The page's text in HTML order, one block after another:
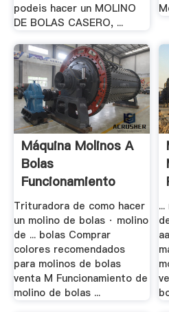
podeis hacer un MOLINO
DE BOLAS CASERO, ...
Máquina Molinos A
Bolas
Funcionamiento
Venta
Trituradora de como hacer
un molino de bolas · molino
de ... bolas Comprar
colores recomendados
para molinos de bolas
venta M Funcionamiento de
molino de bolas ...